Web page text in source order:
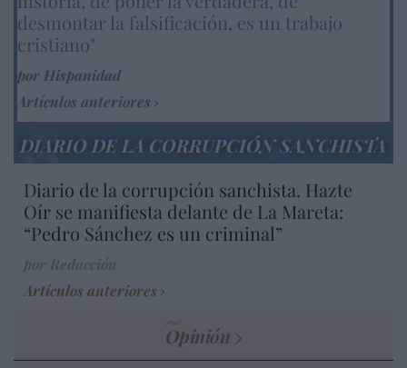
desmontar la falsificación, es un trabajo
cristiano"
por Hispanidad
Artículos anteriores
DIARIO DE LA CORRUPCIÓN SANCHISTA
Diario de la corrupción sanchista. Hazte
Oír se manifiesta delante de La Mareta:
“Pedro Sánchez es un criminal”
Artículos anteriores
Opinión